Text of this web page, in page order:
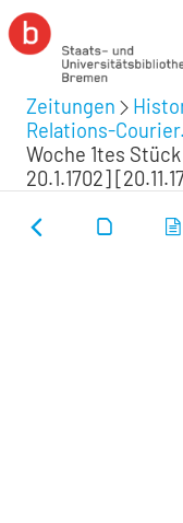
Zeitungen
Relations-Courier.
Woche 1tes
20.1.1702]